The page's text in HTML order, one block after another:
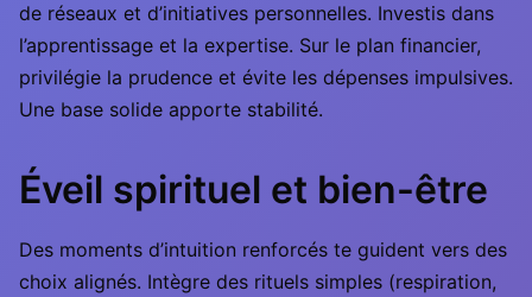
de réseaux et d’initiatives personnelles. Investis dans
l’apprentissage et la expertise. Sur le plan financier,
privilégie la prudence et évite les dépenses impulsives.
Une base solide apporte stabilité.
Éveil spirituel et bien-être
Des moments d’intuition renforcés te guident vers des
choix alignés. Intègre des rituels simples (respiration,